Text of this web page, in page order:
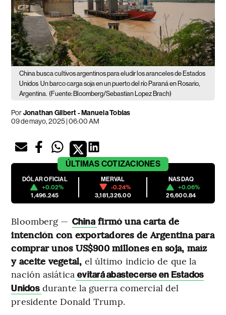
China busca cultivos argentinos para eludir los aranceles de Estados
Unidos Un barco carga soja en un puerto del río Paraná en Rosario,
Argentina. (Fuente: Bloomberg/Sebastian Lopez Brach)
PorJonathan Gilbert - Manuela Tobías
09 de mayo, 2025 | 06:00 AM
ÚLTIMAS COTIZACIONES
DÓLAR OFICIAL
+0.02%
1,496.245
MERVAL
-0.24%
3,181,326.00
NASDAQ
+0.06%
26,600.84
Bloomberg — China firmó una carta de
intención con exportadores de Argentina para
comprar unos US$900 millones en soja, maíz
y aceite vegetal, el último indicio de que la
nación asiática evitará abastecerse en Estados
Unidos durante la guerra comercial del
presidente Donald Trump.